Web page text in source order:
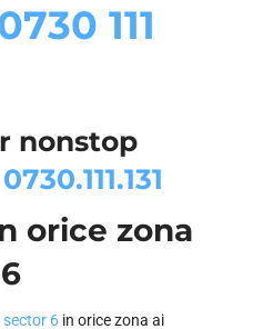
111
nonstop
0730.111.131
orice zona
6 in orice zona ai